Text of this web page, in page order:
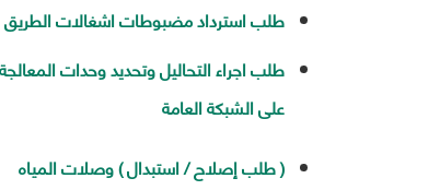
طلب استرداد مضبوطات اشغالات الطريق
طلب اجراء التحاليل وتحديد وحدات
على الشبكة العامة
( طلب إصلاح / استبدال ) وصلات المياه